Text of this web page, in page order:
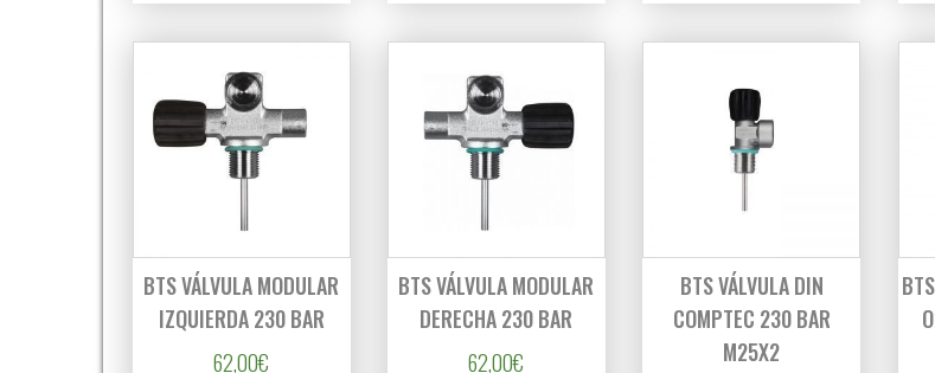
BTS VÁLVULA MODULAR
IZQUIERDA 230 BAR
62,00€
BTS VÁLVULA MODULAR
DERECHA 230 BAR
62,00€
BTS VÁLVULA DIN
COMPTEC 230 BAR
M25X2